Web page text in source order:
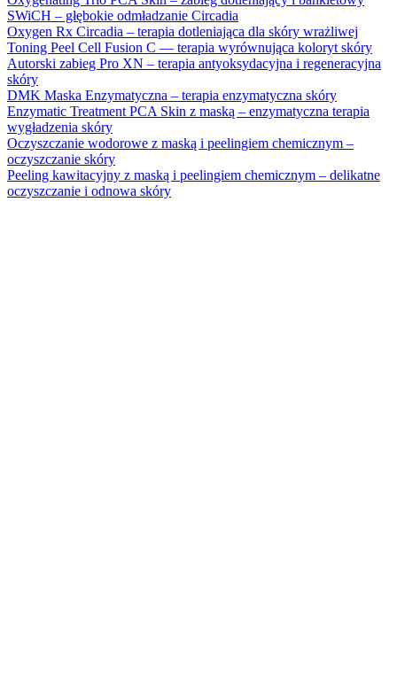
SWiCH – głębokie odmładzanie Circadia
Oxygen Rx Circadia – terapia dotleniająca dla skóry wrażliwej
Toning Peel Cell Fusion C — terapia wyrównująca koloryt skóry
Autorski zabieg Pro XN – terapia antyoksydacyjna i regeneracyjna
skóry
DMK Maska Enzymatyczna – terapia enzymatyczna skóry
Enzymatic Treatment PCA Skin z maską – enzymatyczna terapia
wygładzenia skóry
Oczyszczanie wodorowe z maską i peelingiem chemicznym –
oczyszczanie skóry
Peeling kawitacyjny z maską i peelingiem chemicznym – delikatne
oczyszczanie i odnowa skóry